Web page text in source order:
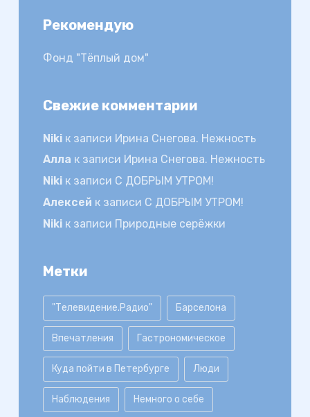
Рекомендую
Фонд "Тёплый дом"
Свежие комментарии
Nikiк записи Ирина Снегова. Нежность
Алла к записи Ирина Снегова. Нежность
Nikiк записи С ДОБРЫМ УТРОМ!
Алексей к записи С ДОБРЫМ УТРОМ!
Nikiк записи Природные серёжки
Метки
"Телевидение.Радио" Барселона
Впечатления Гастрономическое
Куда пойти в Петербурге Люди
Наблюдения Немного о себе